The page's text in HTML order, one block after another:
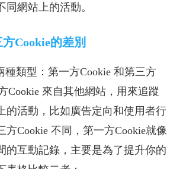
同網站上的活動。
Cookie的差別
種類型：第一方Cookie 和第三方
Cookie 來自其他網站，用來追蹤
的活動，比如廣告定向和使用者行
方Cookie 不同，第一方Cookie就像
的互動記錄，主要是為了提升你的